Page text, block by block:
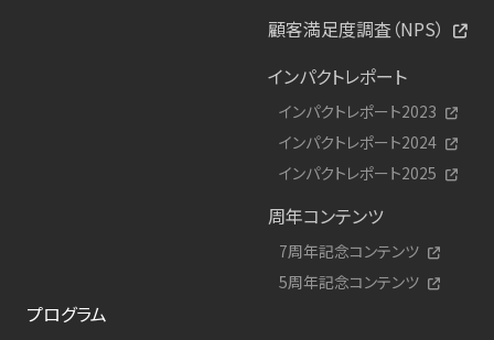
顧客満足度調査（NPS）
インパクトレポート
インパクトレポート2023
インパクトレポート2024
インパクトレポート2025
周年コンテンツ
7周年記念コンテンツ
5周年記念コンテンツ
プログラム